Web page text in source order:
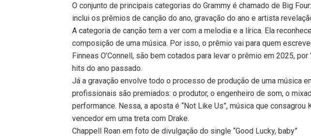
O conjunto de principais categorias do Grammy é chamado de Big
inclui os prêmios de canção do ano, gravação do ano e artista
A categoria de canção tem a ver com a melodia e a lírica. Ela
composição de uma música. Por isso, o prêmio vai para quem
Finneas O’Connell, são bem cotados para levar o prêmio em 2025, por
hits do ano passado.
Já a gravação envolve todo o processo de produção de uma música
profissionais são premiados: o produtor, o engenheiro de som, o
performance. Nessa, a aposta é “Not Like Us”, música que consagrou
vencedor em uma treta com Drake.
Chappell Roan em foto de divulgação do single “Good Lucky, baby”